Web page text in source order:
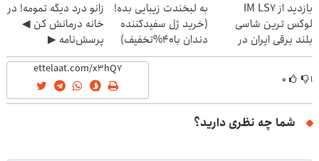
بازدید از IM LS7
لوکس ترین شاسی
بلند برقی ایران در
باشگاه انقلاب
به لبخندت زیبایی بده!
(خرید ژل سفیدکننده
دندان با40%تخفیف)
زانو درد دیگه تمومه! در
خانه درمانش کن ◀
پرسش‌نامه ▶
۱ ۰
شما چه نظری دارید؟